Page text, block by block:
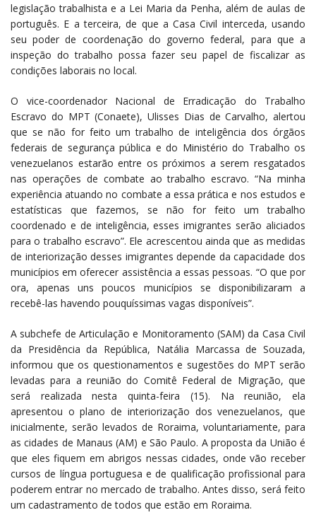
legislação trabalhista e a Lei Maria da Penha, além de aulas de
português. E a terceira, de que a Casa Civil interceda, usando
seu poder de coordenação do governo federal, para que a
inspeção do trabalho possa fazer seu papel de fiscalizar as
condições laborais no local.
O vice-coordenador Nacional de Erradicação do Trabalho
Escravo do MPT (Conaete), Ulisses Dias de Carvalho, alertou
que se não for feito um trabalho de inteligência dos órgãos
federais de segurança pública e do Ministério do Trabalho os
venezuelanos estarão entre os próximos a serem resgatados
nas operações de combate ao trabalho escravo. “Na minha
experiência atuando no combate a essa prática e nos estudos e
estatísticas que fazemos, se não for feito um trabalho
coordenado e de inteligência, esses imigrantes serão aliciados
para o trabalho escravo”. Ele acrescentou ainda que as medidas
de interiorização desses imigrantes depende da capacidade dos
municípios em oferecer assistência a essas pessoas. “O que por
ora, apenas uns poucos municípios se disponibilizaram a
recebê-las havendo pouquíssimas vagas disponíveis”.
A subchefe de Articulação e Monitoramento (SAM) da Casa Civil
da Presidência da República, Natália Marcassa de Souzada,
informou que os questionamentos e sugestões do MPT serão
levadas para a reunião do Comitê Federal de Migração, que
será realizada nesta quinta-feira (15). Na reunião, ela
apresentou o plano de interiorização dos venezuelanos, que
inicialmente, serão levados de Roraima, voluntariamente, para
as cidades de Manaus (AM) e São Paulo. A proposta da União é
que eles fiquem em abrigos nessas cidades, onde vão receber
cursos de língua portuguesa e de qualificação profissional para
poderem entrar no mercado de trabalho. Antes disso, será feito
um cadastramento de todos que estão em Roraima.